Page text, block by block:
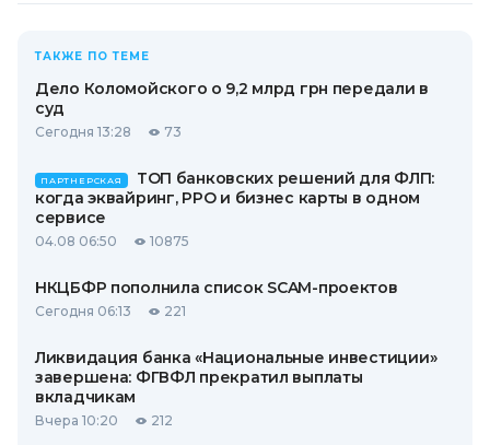
ТАКЖЕ ПО ТЕМЕ
Дело Коломойского о 9,2 млрд грн передали в
суд
Сегодня 13:28 73
ПАРТНЕРСКАЯ
ТОП банковских решений для ФЛП:
когда эквайринг, РРО и бизнес карты в одном
сервисе
04.08 06:50 10875
НКЦБФР пополнила список SCAM-проектов
Сегодня 06:13 221
Ликвидация банка «Национальные инвестиции»
завершена: ФГВФЛ прекратил выплаты
вкладчикам
Вчера 10:20 212